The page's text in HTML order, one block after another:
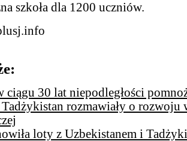
szkoła dla 1200 uczniów.
ciągu 30 lat niepodległości
rozmawiały o rozwoju
loty z Uzbekistanem i